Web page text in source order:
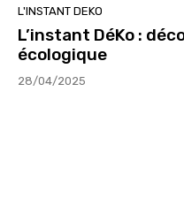
L'INSTANT DEKO
L’instant DéKo :
écologique
28/04/2025